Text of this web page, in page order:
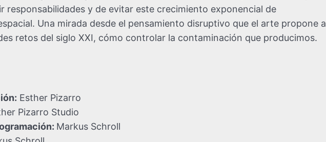
responsabilidades y de evitar este crecimiento exponencial de
Una mirada desde el pensamiento disruptivo que el arte propone a
retos del siglo XXI, cómo controlar la contaminación que producimos.
Esther Pizarro
Pizarro Studio
Markus Schroll